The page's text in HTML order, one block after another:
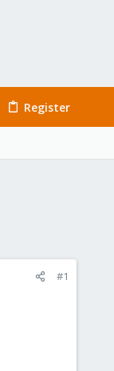
Register
#1